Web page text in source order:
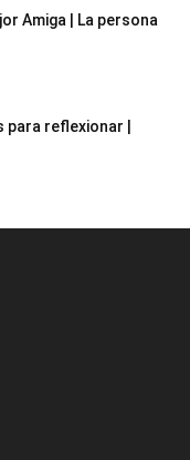
Amiga | La persona
para reflexionar |